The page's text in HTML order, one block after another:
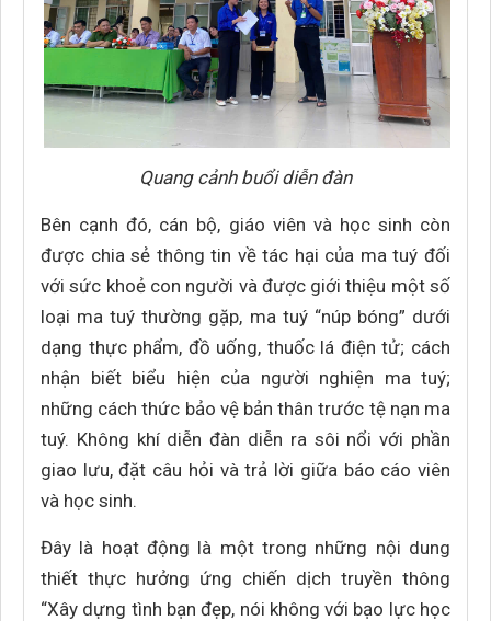
Quang cảnh buổi diễn đàn
Bên cạnh đó, cán bộ, giáo viên và học sinh còn
được chia sẻ thông tin về tác hại của ma tuý đối
với sức khoẻ con người và được giới thiệu một số
loại ma tuý thường gặp, ma tuý “núp bóng” dưới
dạng thực phẩm, đồ uống, thuốc lá điện tử; cách
nhận biết biểu hiện của người nghiện ma tuý;
những cách thức bảo vệ bản thân trước tệ nạn ma
tuý. Không khí diễn đàn diễn ra sôi nổi với phần
giao lưu, đặt câu hỏi và trả lời giữa báo cáo viên
và học sinh.
Đây là hoạt động là một trong những nội dung
thiết thực hưởng ứng chiến dịch truyền thông
“Xây dựng tình bạn đẹp, nói không với bạo lực học